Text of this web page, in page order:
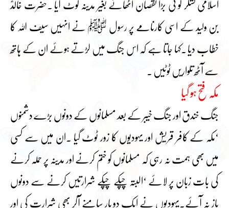
اسلامی لشکر کو ئی بڑا نقصان اٹھائے بغیر مدینہ لوٹ آیا ۔حضرت خالدؓ
بن ولید کے اسی کارنامے پر رسول ﷺ نے انہیں سیف اللہ کا
خطاب دیا ۔کہا جاتا ہے کہ اس جنگ میں لڑتے ہوئے ان کے ہاتھ
سے آٹھ تلواریں ٹوٹیں ۔
مکہ فتح ہو گیا
جنگ خندق اور جنگ خیبر کے بعد مسلمانوں کے دونوں بڑے دشمنوں
‘مکہ کے کافر قریش اور یہودیوں کا زور ٹوٹ گیا ۔ان میں سے کسی
میں بھی ہمت نہ رہی کہ مسلمانوں کو ختم کرنے اور مدینہ پر حملہ کرنے
کی بات زبان پر لائے ‘البتہ چپکے چپکے شرارتیں کرنے سے دونوں
باز نہ آئے۔یہودیوں نے ایک دو بار سامنے آکر بھی شرارت کی اور